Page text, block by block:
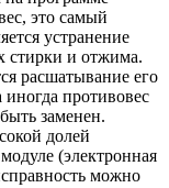
это самый
устранение
стирки и отжима.
расшатывание его
противовес
заменен.
долей
(электронная
можно